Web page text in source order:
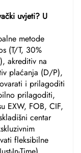
uvjeti? U
metode
(T/T, 30%
akreditiv na
plaćanja (D/P),
i prilagoditi
prilagoditi,
EXW, FOB, CIF,
centar
fleksibilne